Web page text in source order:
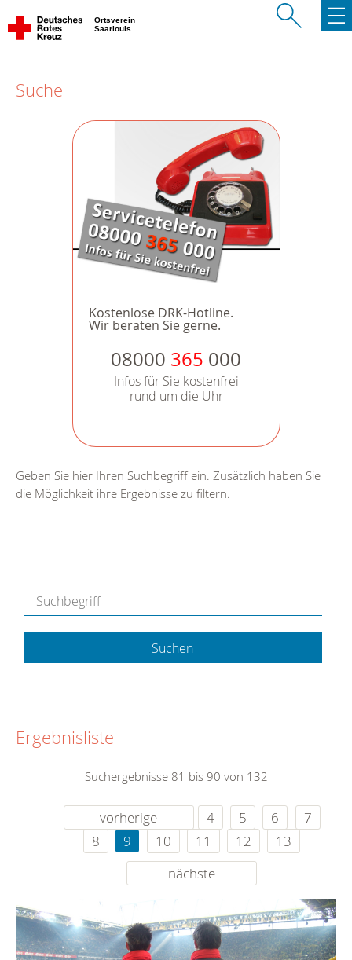
Ortsverein
Saarlouis
Suche
Kostenlose DRK-Hotline.
Wir beraten Sie gerne.
08000 365 000
Infos für Sie kostenfrei
rund um die Uhr
Geben Sie hier Ihren Suchbegriff ein. Zusätzlich haben Sie
die Möglichkeit ihre Ergebnisse zu filtern.
Suchen
Ergebnisliste
Suchergebnisse 81 bis 90 von 132
vorherige 4 5 6
7
8
9 10 11 12
13
nächste